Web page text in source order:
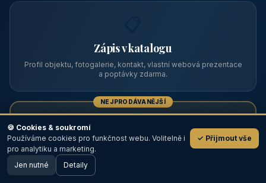
Zápis v katalogu
Profil objektu, fotogalerie, kontakt, vlastní webová prezentace
a poptávky zdarma.
NEJPRODÁVANĚJŠÍ
Prémiový partner
TOP pozice na titulce, přednost ve výpisech, zlatý odznak a
💬
🖥️ Desktop verze
🍪 Cookies & soukromí
Používáme cookies pro funkčnost webu. Volitelně i
pro analytiku a marketing.
✓ Přijmout vše
Jen nutné Detaily